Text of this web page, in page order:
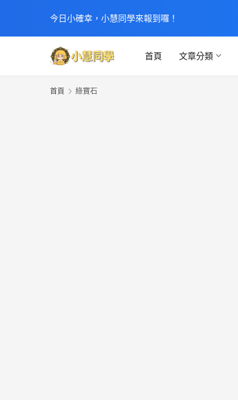
今日小確幸，小慧同學來報到囉！
首頁 文章分類
首頁 綠寶石